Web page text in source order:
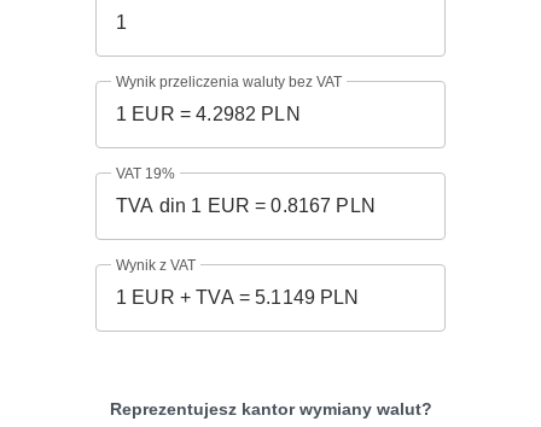
Wynik przeliczenia waluty bez VAT
VAT 19%
Wynik z VAT
Reprezentujesz kantor wymiany walut?